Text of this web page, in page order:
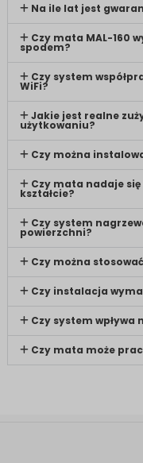
Na ile lat jest
Czy mata MAL-160
spodem?
Czy system
WiFi?
Jakie jest realne
użytkowaniu?
Czy można
Czy mata nadaje
kształcie?
Czy system
powierzchni?
Czy można
Czy instalacja
Czy system wpływa
Czy mata może